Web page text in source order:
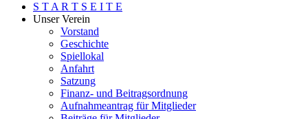
S T A R T S E I T E
Unser Verein
Vorstand
Geschichte
Spiellokal
Anfahrt
Satzung
Finanz- und Beitragsordnung
Aufnahmeantrag für Mitglieder